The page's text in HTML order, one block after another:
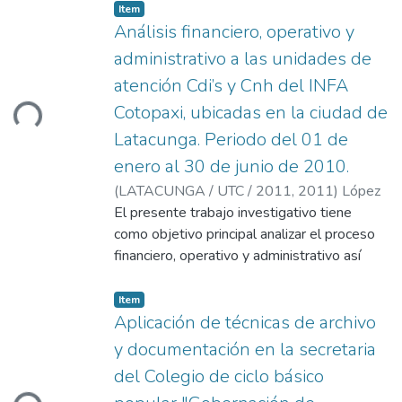
Financiera (NIIFS), incrementan la
comparabilidad, la transparencia de la
información financiera, agilizan los negocios,
brindando credibilidad, facilitando el acceso
a crédito así como a oportunidades de
inversión.
Loading...
Item
Análisis financiero, operativo y
administrativo a las unidades de
atención Cdi’s y Cnh del INFA
Cotopaxi, ubicadas en la ciudad de
Latacunga. Periodo del 01 de
enero al 30 de junio de 2010.
(LATACUNGA / UTC / 2011, 2011) López
Orejuela, Irma Patricia;Maldonado Herrera,
María Fernanda;Cárdenas, Milton Marcelo
El presente trabajo investigativo tiene
como objetivo principal analizar el proceso
financiero, operativo y administrativo así
que se refiere al recurso humano como
económico; y, la distribución eficaz de las
tareas, puesto que constituyen los
componentes para cumplir con los
beneficiados que son los niños y niñas que
Item
Aplicación de técnicas de archivo
y documentación en la secretaria
del Colegio de ciclo básico